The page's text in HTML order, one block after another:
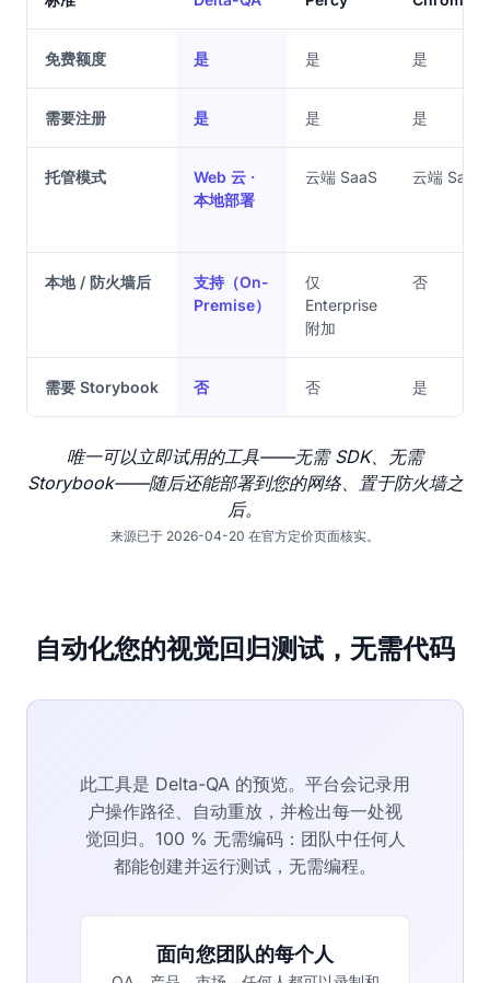
免费额度 是 是 是
需要注册 是 是 是
托管模式
Web 云 ·
本地部署
云端 SaaS 云端 SaaS
本地 / 防火墙后
支持（On-
Premise）
仅
Enterprise
附加
否
需要 Storybook 否 否 是
唯一可以立即试用的工具——无需 SDK、无需
Storybook——随后还能部署到您的网络、置于防火墙之
后。
来源已于 2026-04-20 在官方定价页面核实。
自动化您的视觉回归测试，无需代码
此工具是 Delta-QA 的预览。平台会记录用
户操作路径、自动重放，并检出每一处视
觉回归。100 % 无需编码：团队中任何人
都能创建并运行测试，无需编程。
面向您团队的每个人